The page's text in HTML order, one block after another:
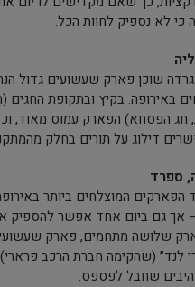
לא נספיק לחוות הכל.
שוכן פארק שעשועים גדול
באירופה. בקיץ ובתקופת החגים
חג הפסחא) הפארק עמוס מאוד,
דילוג על תורים בחלק
ספרד
המוצלחים ביותר
– אך גם ביום אחד אפשר להספיק
שלושה מתחמים, פארק
לנד” (שהקימה חברת הרכב
שחבל לפספס.